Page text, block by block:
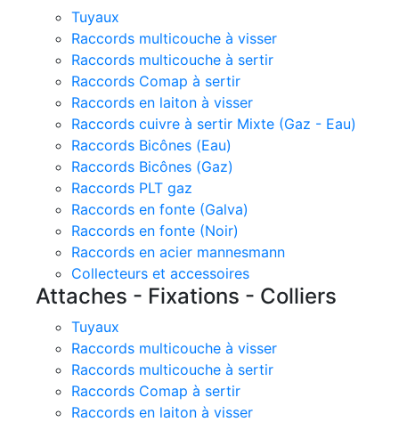
Tuyaux
Raccords multicouche à visser
Raccords multicouche à sertir
Raccords Comap à sertir
Raccords en laiton à visser
Raccords cuivre à sertir Mixte (Gaz - Eau)
Raccords Bicônes (Eau)
Raccords Bicônes (Gaz)
Raccords PLT gaz
Raccords en fonte (Galva)
Raccords en fonte (Noir)
Raccords en acier mannesmann
Collecteurs et accessoires
Attaches - Fixations - Colliers
Tuyaux
Raccords multicouche à visser
Raccords multicouche à sertir
Raccords Comap à sertir
Raccords en laiton à visser